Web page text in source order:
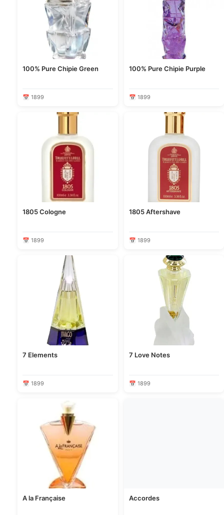
100% Pure Chipie Green
📅 1899
100% Pure Chipie Purple
📅 1899
1805 Cologne
📅 1899
1805 Aftershave
📅 1899
7 Elements
📅 1899
7 Love Notes
📅 1899
A la Française Accordes